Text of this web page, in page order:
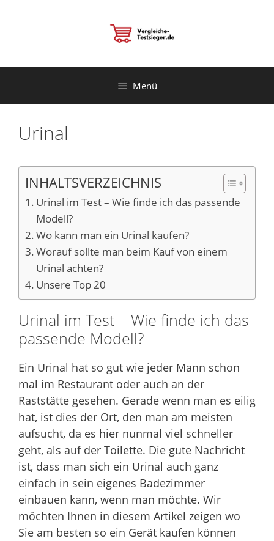
Menü
Urinal
INHALTSVERZEICHNIS
Urinal im Test – Wie finde ich das passende
Modell?
Wo kann man ein Urinal kaufen?
Worauf sollte man beim Kauf von einem
Urinal achten?
Unsere Top 20
Urinal im Test – Wie finde ich das
passende Modell?
Ein Urinal hat so gut wie jeder Mann schon
mal im Restaurant oder auch an der
Raststätte gesehen. Gerade wenn man es eilig
hat, ist dies der Ort, den man am meisten
aufsucht, da es hier nunmal viel schneller
geht, als auf der Toilette. Die gute Nachricht
ist, dass man sich ein Urinal auch ganz
einfach in sein eigenes Badezimmer
einbauen kann, wenn man möchte. Wir
möchten Ihnen in diesem Artikel zeigen wo
Sie am besten so ein Gerät kaufen können